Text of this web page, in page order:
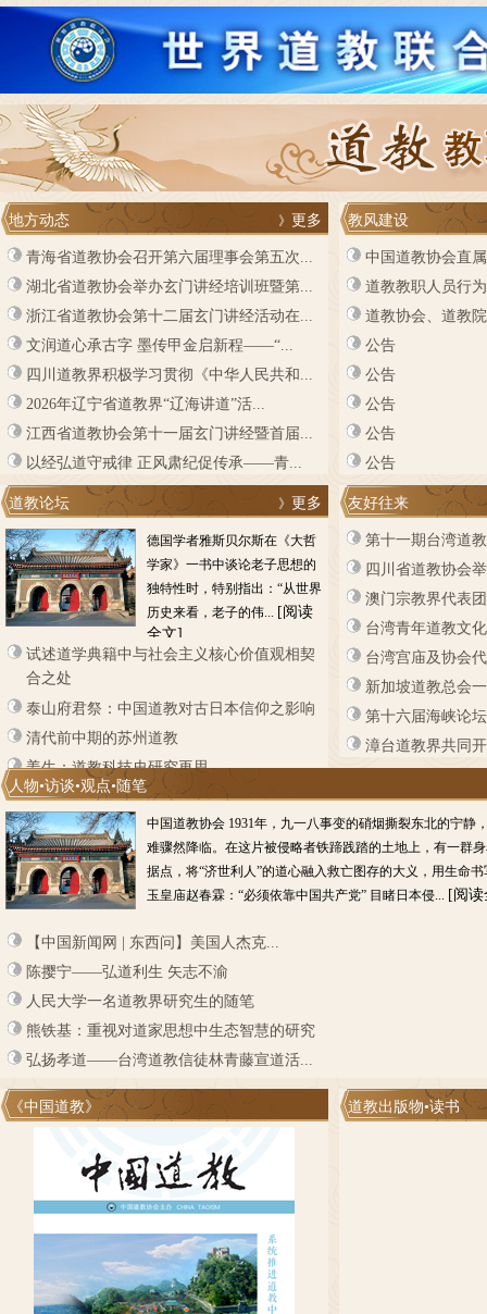
地方动态 》 更多
青海省道教协会召开第六届理事会第五次...
湖北省道教协会举办玄门讲经培训班暨第...
浙江省道教协会第十二届玄门讲经活动在...
文润道心承古字 墨传甲金启新程——“...
四川道教界积极学习贯彻《中华人民共和...
2026年辽宁省道教界“辽海讲道”活...
江西省道教协会第十一届玄门讲经暨首届...
以经弘道守戒律 正风肃纪促传承——青...
教风建设
中国道教协会直
道教教职人员行
道教协会、道教
公告
公告
公告
公告
公告
道教论坛 》 更多
德国学者雅斯贝尔斯在《大哲
学家》一书中谈论老子思想的
独特性时，特别指出：“从世界
历史来看，老子的伟... [阅读
全文]
试述道学典籍中与社会主义核心价值观相契
合之处
泰山府君祭：中国道教对古日本信仰之影响
清代前中期的苏州道教
姜生：道教科技史研究再思
友好往来
第十一期台湾道
四川省道教协会
澳门宗教界代表
台湾青年道教文
台湾宫庙及协会
新加坡道教总会
第十六届海峡论
漳台道教界共同
人物•访谈•观点•随笔
中国道教协会 1931年，九一八事变的硝烟撕裂东北的宁静
难骤然降临。在这片被侵略者铁蹄践踏的土地上，有一群
据点，将“济世利人”的道心融入救亡图存的大义，用生命
玉皇庙赵春霖：“必须依靠中国共产党” 目睹日本侵... [阅
【中国新闻网 | 东西问】美国人杰克...
陈撄宁——弘道利生 矢志不渝
人民大学一名道教界研究生的随笔
熊铁基：重视对道家思想中生态智慧的研究
弘扬孝道——台湾道教信徒林青藤宣道活...
《中国道教》 道教出版物•读书